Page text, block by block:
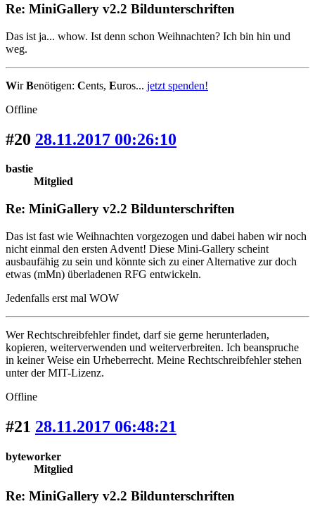
Re: MiniGallery v2.2 Bildunterschriften
Das ist ja... whow. Ist denn schon Weihnachten? Ich bin hin und
weg.
WirBenötigen: Cents, Euros... jetzt spenden!
Offline
#20 28.11.2017 00:26:10
bastie
Mitglied
Re: MiniGallery v2.2 Bildunterschriften
Das ist fast wie Weihnachten vorgezogen und dabei haben wir noch
nicht einmal den ersten Advent! Diese Mini-Gallery scheint
ausbaufähig zu sein und könnte sich zu einer Alternative zur doch
etwas (mMn) überladenen RFG entwickeln.
Jedenfalls erst mal WOW
Wer Rechtschreibfehler findet, darf sie gerne herunterladen,
kopieren, weiterverwenden und weiterverbreiten. Ich beanspruche
in keiner Weise ein Urheberrecht. Meine Rechtschreibfehler stehen
unter der MIT-Lizenz.
Offline
#21 28.11.2017 06:48:21
byteworker
Mitglied
Re: MiniGallery v2.2 Bildunterschriften